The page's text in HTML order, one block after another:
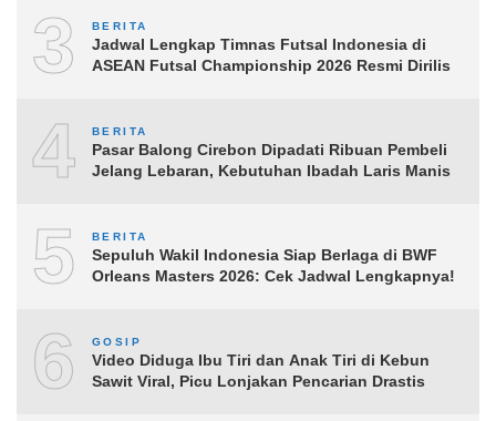
3 BERITA
Jadwal Lengkap Timnas Futsal Indonesia di
ASEAN Futsal Championship 2026 Resmi Dirilis
4 BERITA
Pasar Balong Cirebon Dipadati Ribuan Pembeli
Jelang Lebaran, Kebutuhan Ibadah Laris Manis
5 BERITA
Sepuluh Wakil Indonesia Siap Berlaga di BWF
Orleans Masters 2026: Cek Jadwal Lengkapnya!
6 GOSIP
Video Diduga Ibu Tiri dan Anak Tiri di Kebun
Sawit Viral, Picu Lonjakan Pencarian Drastis